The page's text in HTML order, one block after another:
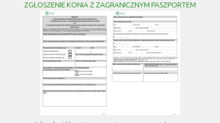
ZGŁOSZENIE KONIA Z ZAGRANICZNYM PASZPORTEM